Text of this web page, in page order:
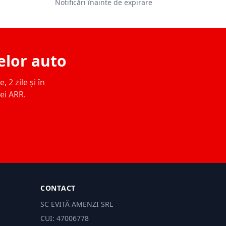
Notificări înainte de expirare
auto
2 zile și în
ARR.
CONTACT
SC EVITĂ AMENZI SRL
CUI: 47006778